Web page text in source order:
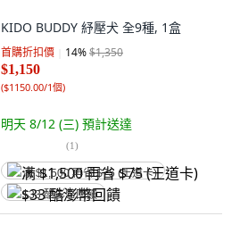
KIDO BUDDY 紓壓犬 全9種, 1盒
首購折扣價 14%$1,350
$1,150
($1150.00/1個)
明天 8/12 (三) 預計送達
(1)
满 $1,500 再省 $75 (王道卡)
$33 酷澎幣回饋